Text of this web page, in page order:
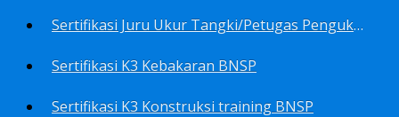
Sertifikasi Juru Ukur Tangki/Petugas Pengukur Tangki Migas BNSP
Sertifikasi K3 Kebakaran BNSP
Sertifikasi K3 Konstruksi training BNSP